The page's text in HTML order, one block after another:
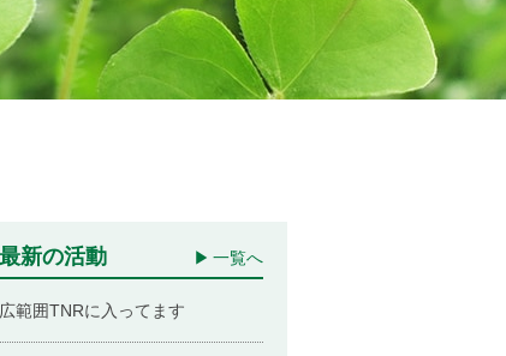
最新の活動 一覧へ
広範囲TNRに入ってます